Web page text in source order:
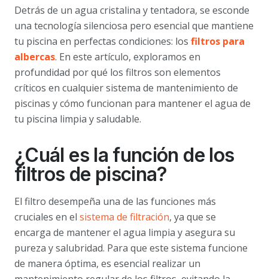
Detrás de un agua cristalina y tentadora, se esconde
una tecnología silenciosa pero esencial que mantiene
tu piscina en perfectas condiciones: los filtros para
albercas. En este artículo, exploramos en
profundidad por qué los filtros son elementos
críticos en cualquier sistema de mantenimiento de
piscinas y cómo funcionan para mantener el agua de
tu piscina limpia y saludable.
¿Cuál es la función de los
filtros de piscina?
El filtro desempeña una de las funciones más
cruciales en el sistema de filtración, ya que se
encarga de mantener el agua limpia y asegura su
pureza y salubridad. Para que este sistema funcione
de manera óptima, es esencial realizar un